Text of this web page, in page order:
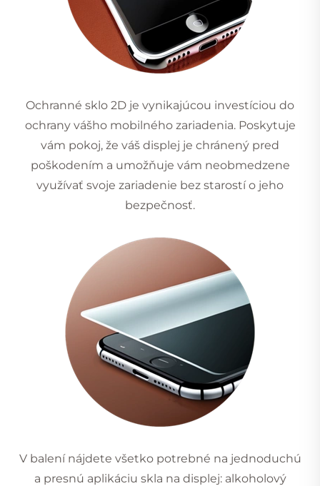
Ochranné sklo 2D je vynikajúcou investíciou do
ochrany vášho mobilného zariadenia. Poskytuje
vám pokoj, že váš displej je chránený pred
poškodením a umožňuje vám neobmedzene
využívať svoje zariadenie bez starostí o jeho
bezpečnosť.
V balení nájdete všetko potrebné na jednoduchú
a presnú aplikáciu skla na displej: alkoholový